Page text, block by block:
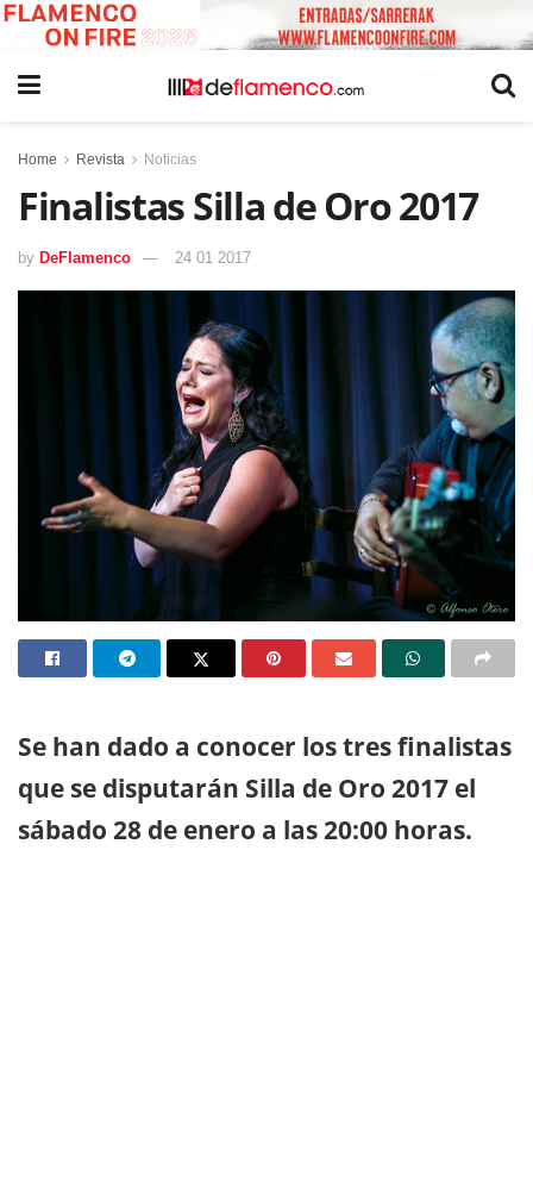
Home Revista Noticias
Finalistas Silla de Oro 2017
by DeFlamenco 24 01 2017
Se han dado a conocer los tres finalistas
que se disputarán Silla de Oro 2017 el
sábado 28 de enero a las 20:00 horas.